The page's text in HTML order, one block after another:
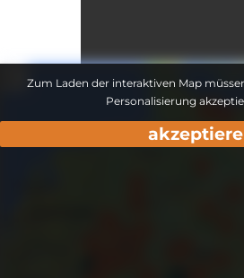
Zum Laden der interaktiven Map
Personalisierung